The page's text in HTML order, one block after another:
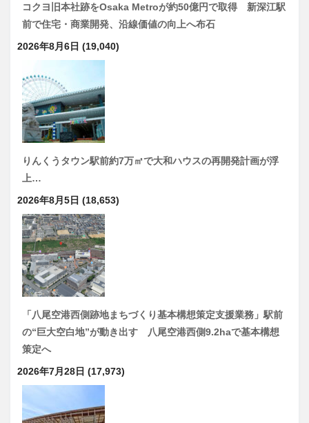
コクヨ旧本社跡をOsaka Metroが約50億円で取得 新深江駅
前で住宅・商業開発、沿線価値の向上へ布石
2026年8月6日 (19,040)
りんくうタウン駅前約7万㎡で大和ハウスの再開発計画が浮
上…
2026年8月5日 (18,653)
「八尾空港西側跡地まちづくり基本構想策定支援業務」駅前
の“巨大空白地”が動き出す 八尾空港西側9.2haで基本構想
策定へ
2026年7月28日 (17,973)